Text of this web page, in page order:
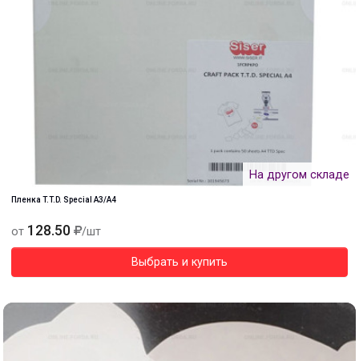
На другом складе
Пленка T.T.D. Special А3/А4
от 128.50 /шт
Выбрать и купить